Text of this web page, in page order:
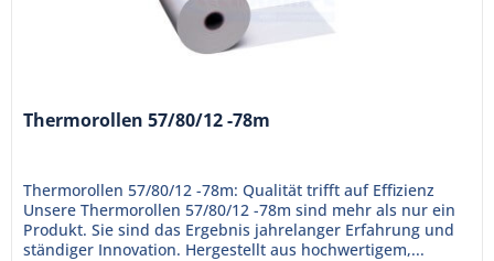
Thermorollen 57/80/12 -78m
Thermorollen 57/80/12 -78m: Qualität trifft auf Effizienz
Unsere Thermorollen 57/80/12 -78m sind mehr als nur ein
Produkt. Sie sind das Ergebnis jahrelanger Erfahrung und
ständiger Innovation. Hergestellt aus hochwertigem,...